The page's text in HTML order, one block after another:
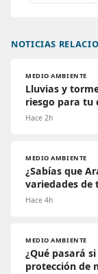
NOTICIAS
MEDIO AMBIENTE
Lluvias y
riesgo para tu
Hace 2h
MEDIO AMBIENTE
¿Sabías que
variedades
Hace 4h
MEDIO AMBIENTE
¿Qué pasará
protección de